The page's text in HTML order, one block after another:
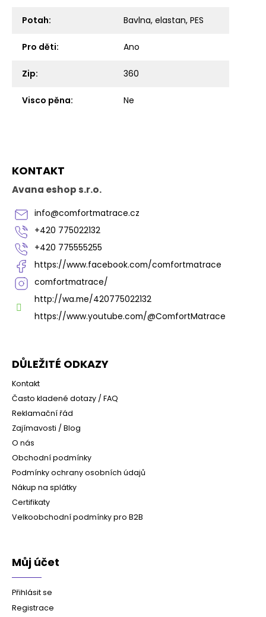
Potah: Bavlna, elastan, PES
Pro děti: Ano
Zip: 360
Visco pěna: Ne
KONTAKT
Avana eshop s.r.o.
info@comfortmatrace.cz
+420 775022132
+420 775555255
https://www.facebook.com/comfortmatrace
comfortmatrace/
http://wa.me/420775022132
https://www.youtube.com/@ComfortMatrace
DŮLEŽITÉ ODKAZY
Kontakt
Často kladené dotazy / FAQ
Reklamační řád
Zajímavosti / Blog
O nás
Obchodní podmínky
Podmínky ochrany osobních údajů
Nákup na splátky
Certifikaty
Velkoobchodní podmínky pro B2B
Můj účet
Přihlásit se
Registrace